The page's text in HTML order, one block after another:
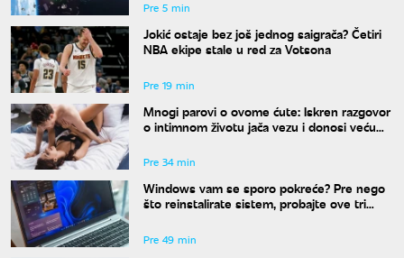
Pre 5 min
Jokić ostaje bez još jednog saigrača? Četiri
NBA ekipe stale u red za Votsona
Pre 19 min
Mnogi parovi o ovome ćute: Iskren razgovor
o intimnom životu jača vezu i donosi veću
Pre 34 min
Windows vam se sporo pokreće? Pre nego
što reinstalirate sistem, probajte ove tri
Pre 49 min